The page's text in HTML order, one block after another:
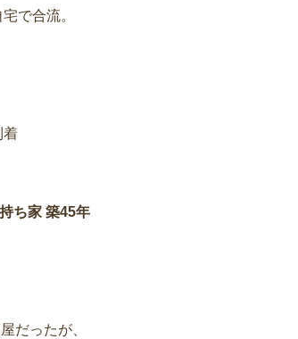
で合流。
着
ち家 築45年
だったが、